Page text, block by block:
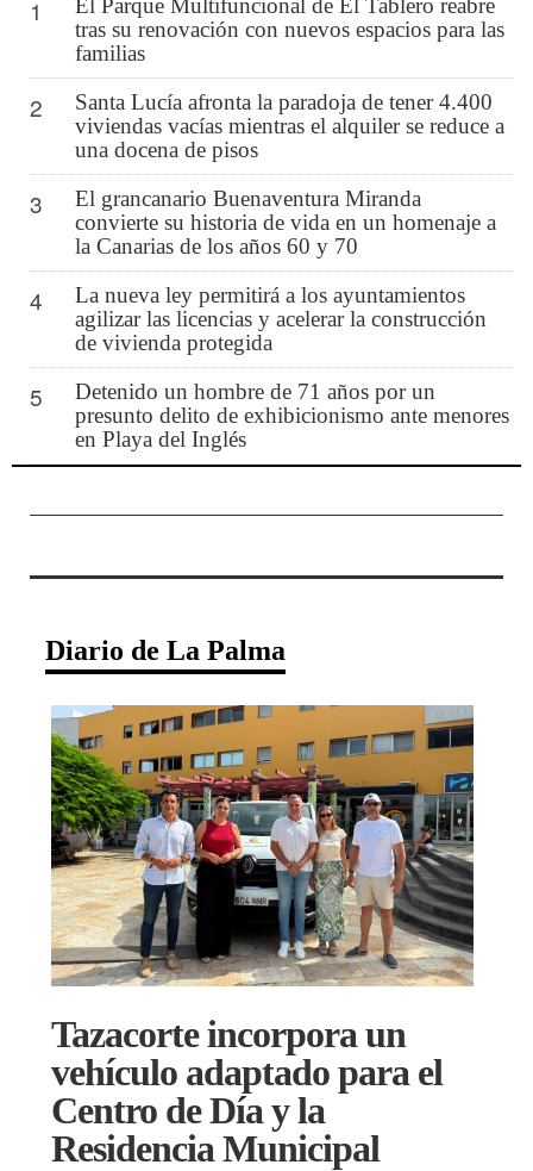
1
tras su renovación con nuevos espacios para las
familias
2
Santa Lucía afronta la paradoja de tener 4.400
viviendas vacías mientras el alquiler se reduce a
una docena de pisos
3
El grancanario Buenaventura Miranda
convierte su historia de vida en un homenaje a
la Canarias de los años 60 y 70
4
La nueva ley permitirá a los ayuntamientos
agilizar las licencias y acelerar la construcción
de vivienda protegida
5
Detenido un hombre de 71 años por un
presunto delito de exhibicionismo ante menores
en Playa del Inglés
Diario de La Palma
Tazacorte incorpora un
vehículo adaptado para el
Centro de Día y la
Residencia Municipal